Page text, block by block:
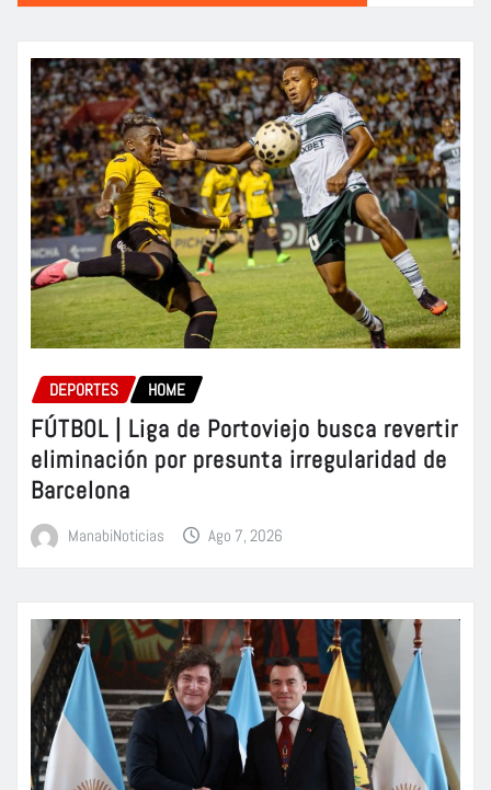
DEPORTES HOME
FÚTBOL | Liga de Portoviejo busca revertir
eliminación por presunta irregularidad de
Barcelona
ManabiNoticias Ago 7, 2026